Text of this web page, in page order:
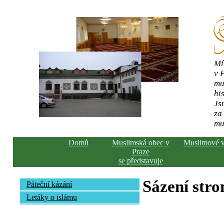
v
Domů
Muslimská obec v
Praze
se představuje
Muslimové
Páteční kázání
Letáky o islámu
Sázení